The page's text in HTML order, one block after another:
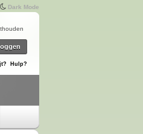
Dark Mode
Hulp?